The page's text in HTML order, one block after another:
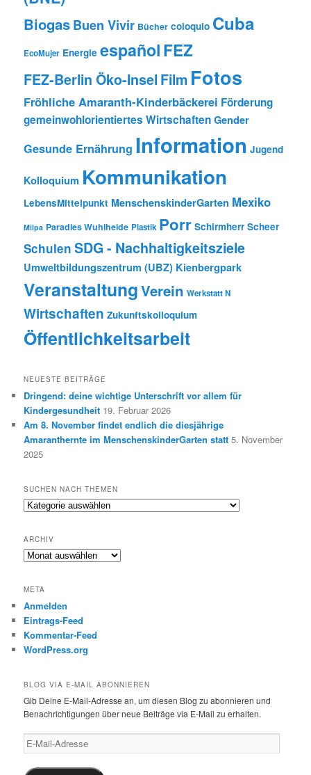
BiogasBuen Vivir Bücher coloquio Cuba
EcoMujer Energie españolFEZ
FEZ-Berlin Öko-Insel Film Fotos
Fröhliche Amaranth-Kinderbäckerei Förderung
gemeinwohlorientiertes Wirtschaften Gender
Gesunde Ernährung Information Jugend
Kolloquium Kommunikation
LebensMittelpunkt MenschenskinderGarten Mexiko
Milpa Paradies Wuhlheide Plastik Porr Schirmherr Scheer
Schulen SDG - Nachhaltigkeitsziele
Umweltbildungszentrum (UBZ) Kienbergpark
VeranstaltungVerein Werkstatt N
Wirtschaften Zukunftskolloquium
Öffentlichkeitsarbeit
NEUESTE BEITRÄGE
Dringend: deine wichtige Unterschrift vor allem für
Kindergesundheit 19. Februar 2026
Am 8. November findet endlich die diesjährige
Amaranthernte im MenschenskinderGarten statt 5. November
2025
SUCHEN NACH THEMEN
Suchen
ARCHIV
Archiv
META
Anmelden
Eintrags-Feed
Kommentar-Feed
WordPress.org
BLOG VIA E-MAIL ABONNIEREN
Gib Deine E-Mail-Adresse an, um diesen Blog zu abonnieren und
Benachrichtigungen über neue Beiträge via E-Mail zu erhalten.
E-
Mail-
Adresse